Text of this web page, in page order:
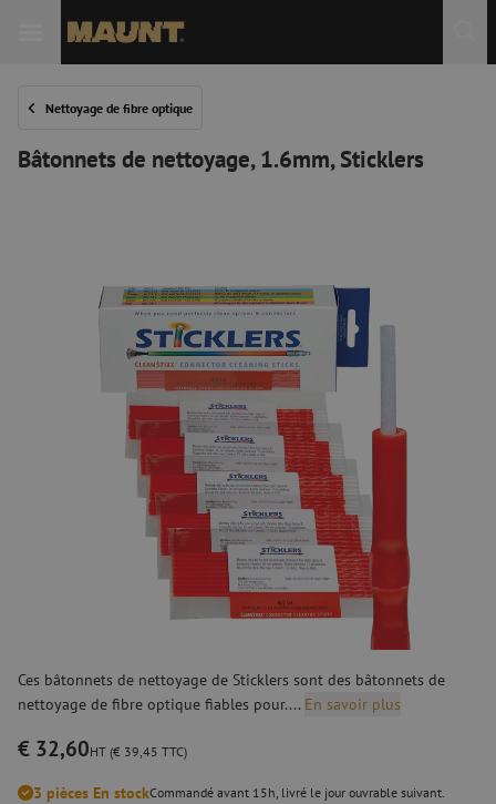
Nettoyage de fibre optique
Bâtonnets de nettoyage, 1.6mm, Sticklers
Ces bâtonnets de nettoyage de Sticklers sont des bâtonnets de
nettoyage de fibre optique fiables pour.... En savoir plus
€ 32,60HT (€ 39,45 TTC)
3 pièces En stockCommandé avant 15h, livré le jour ouvrable suivant.